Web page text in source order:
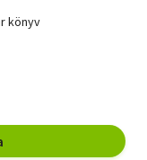
könyv